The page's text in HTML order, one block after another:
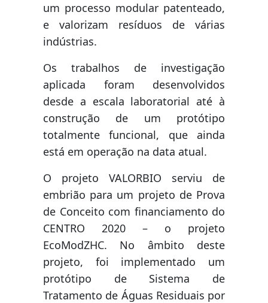
um processo modular patenteado,
e valorizam resíduos de várias
indústrias.
Os trabalhos de investigação
aplicada foram desenvolvidos
desde a escala laboratorial até à
construção de um protótipo
totalmente funcional, que ainda
está em operação na data atual.
O projeto VALORBIO serviu de
embrião para um projeto de Prova
de Conceito com financiamento do
CENTRO 2020 – o projeto
EcoModZHC. No âmbito deste
projeto, foi implementado um
protótipo de Sistema de
Tratamento de Águas Residuais por